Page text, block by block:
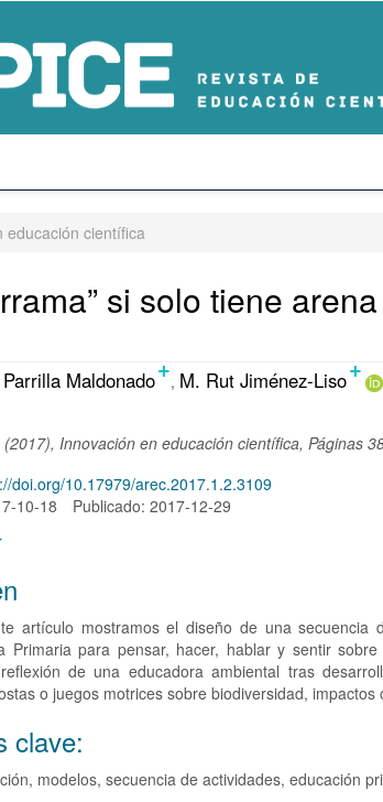
educación científica
si solo tiene
Maldonado+ M. Rut Jiménez-Liso+
(2017), Innovación en educación científica, Páginas
doi.org/10.17979/arec.2017.1.2.3109
10-18
Publicado: 2017-12-29
artículo mostramos el diseño de una secuencia
Primaria para pensar, hacer, hablar y sentir
de una educadora ambiental tras
o juegos motrices sobre biodiversidad, impactos
clave:
modelos, secuencia de actividades, educación